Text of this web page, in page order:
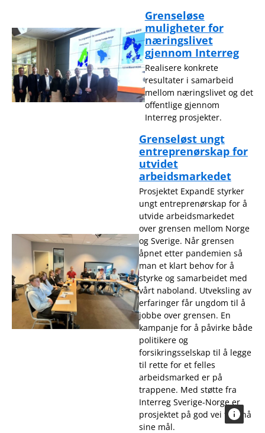
Grenseløse
muligheter for
næringslivet
gjennom Interreg
Realisere konkrete
resultater i samarbeid
mellom næringslivet og det
offentlige gjennom
Interreg prosjekter.
Grenseløst ungt
entreprenørskap for
utvidet
arbeidsmarkedet
Prosjektet ExpandE styrker
ungt entreprenørskap for å
utvide arbeidsmarkedet
over grensen mellom Norge
og Sverige. Når grensen
åpnet etter pandemien så
man et klart behov for å
styrke og samarbeidet med
vårt naboland. Utveksling av
erfaringer får ungdom til å
jobbe over grensen. En
kampanje for å påvirke både
politikere og
forsikringsselskap til å legge
til rette for et felles
arbeidsmarked er på
trappene. Med støtte fra
Interreg Sverige-Norge er
prosjektet på god vei til å nå
sine mål.